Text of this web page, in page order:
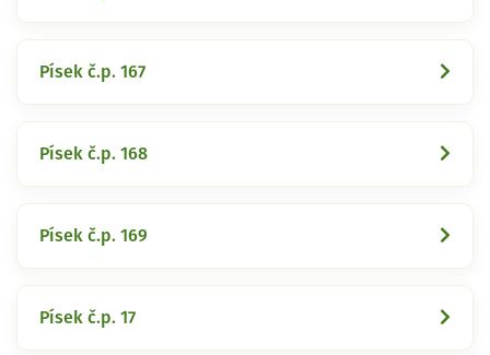
Písek č.p. 167
Písek č.p. 168
Písek č.p. 169
Písek č.p. 17